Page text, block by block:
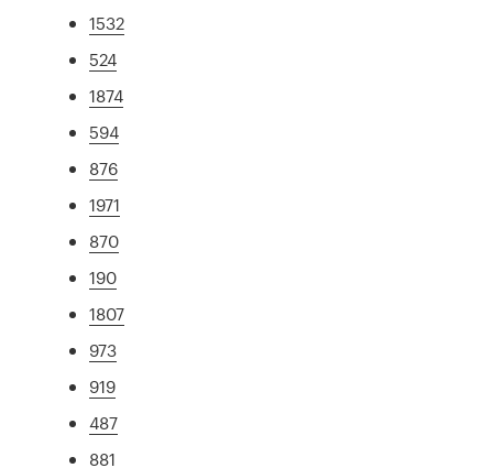
1532
524
1874
594
876
1971
870
190
1807
973
919
487
881